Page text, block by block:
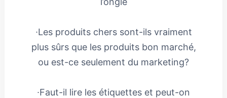
∙Les produits chers sont-ils vraiment
plus sûrs que les produits bon marché,
ou est-ce seulement du marketing?
∙Faut-il lire les étiquettes et peut-on